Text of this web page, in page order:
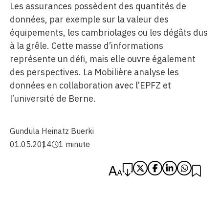
Les assurances possèdent des quantités de
données, par exemple sur la valeur des
équipements, les cambriolages ou les dégâts dus
à la grêle. Cette masse d’informations
représente un défi, mais elle ouvre également
des perspectives. La Mobilière analyse les
données en collaboration avec l’EPFZ et
l’université de Berne.
Gundula Heinatz Buerki
01.05.2014
1 minute